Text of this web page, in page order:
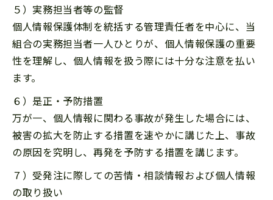
５）実務担当者等の監督
個人情報保護体制を統括する管理責任者を中心に、当
組合の実務担当者一人ひとりが、個人情報保護の重要
性を理解し、個人情報を扱う際には十分な注意を払い
ます。
６）是正・予防措置
万が一、個人情報に関わる事故が発生した場合には、
被害の拡大を防止する措置を速やかに講じた上、事故
の原因を究明し、再発を予防する措置を講じます。
７）受発注に際しての苦情・相談情報および個人情報
の取り扱い